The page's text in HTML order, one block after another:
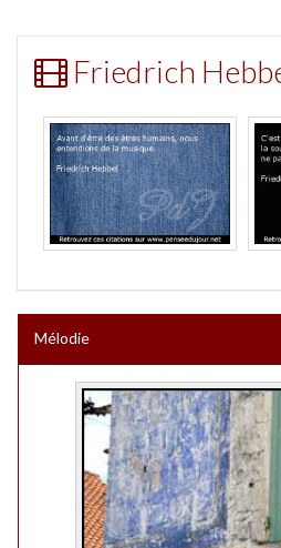
Friedrich
Mélodie